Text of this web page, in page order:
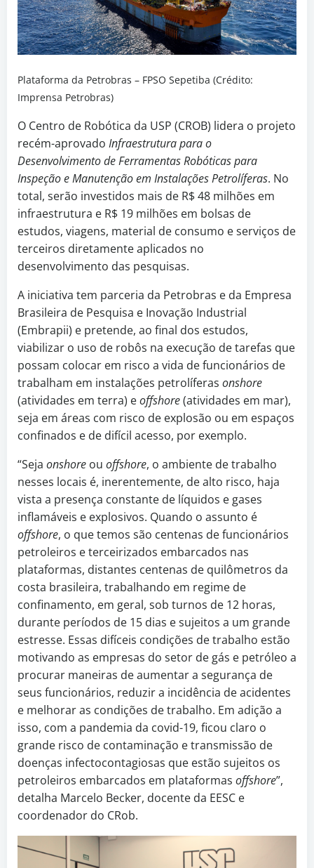
Plataforma da Petrobras – FPSO Sepetiba (Crédito:
Imprensa Petrobras)
O Centro de Robótica da USP (CROB) lidera o projeto
recém-aprovado Infraestrutura para o
Desenvolvimento de Ferramentas Robóticas para
Inspeção e Manutenção em Instalações Petrolíferas. No
total, serão investidos mais de R$ 48 milhões em
infraestrutura e R$ 19 milhões em bolsas de
estudos, viagens, material de consumo e serviços de
terceiros diretamente aplicados no
desenvolvimento das pesquisas.
A iniciativa tem parceria da Petrobras e da Empresa
Brasileira de Pesquisa e Inovação Industrial
(Embrapii) e pretende, ao final dos estudos,
viabilizar o uso de robôs na execução de tarefas que
possam colocar em risco a vida de funcionários de
trabalham em instalações petrolíferas onshore
(atividades em terra) eoffshore(atividades em mar),
seja em áreas com risco de explosão ou em espaços
confinados e de difícil acesso, por exemplo.
“Seja onshore ou offshore, o ambiente de trabalho
nesses locais é, inerentemente, de alto risco, haja
vista a presença constante de líquidos e gases
inflamáveis e explosivos. Quando o assunto é
offshore, o que temos são centenas de funcionários
petroleiros e terceirizados embarcados nas
plataformas, distantes centenas de quilômetros da
costa brasileira, trabalhando em regime de
confinamento, em geral, sob turnos de 12 horas,
durante períodos de 15 dias e sujeitos a um grande
estresse. Essas difíceis condições de trabalho estão
motivando as empresas do setor de gás e petróleo a
procurar maneiras de aumentar a segurança de
seus funcionários, reduzir a incidência de acidentes
e melhorar as condições de trabalho. Em adição a
isso, com a pandemia da covid-19, ficou claro o
grande risco de contaminação e transmissão de
doenças infectocontagiosas que estão sujeitos os
petroleiros embarcados em plataformas offshore”,
detalha Marcelo Becker, docente da EESC e
coordenador do CRob.